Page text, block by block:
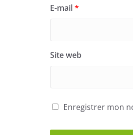
E-mail*
Site web
Enregistrer mon